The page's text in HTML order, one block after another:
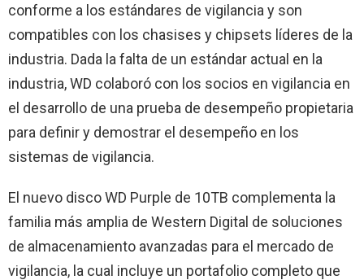
conforme a los estándares de vigilancia y son
compatibles con los chasises y chipsets líderes de la
industria. Dada la falta de un estándar actual en la
industria, WD colaboró con los socios en vigilancia en
el desarrollo de una prueba de desempeño propietaria
para definir y demostrar el desempeño en los
sistemas de vigilancia.
El nuevo disco WD Purple de 10TB complementa la
familia más amplia de Western Digital de soluciones
de almacenamiento avanzadas para el mercado de
vigilancia, la cual incluye un portafolio completo que